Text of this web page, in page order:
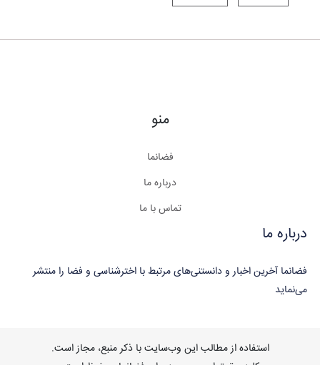
منو
فضانما
درباره ما
تماس با ما
درباره ما
فضانما آخرین اخبار و دانستنی‌های مرتبط با اخترشناسی و فضا را منتشر
می‌نماید
استفاده از مطالب این وب‌سایت با ذکر منبع، مجاز است.